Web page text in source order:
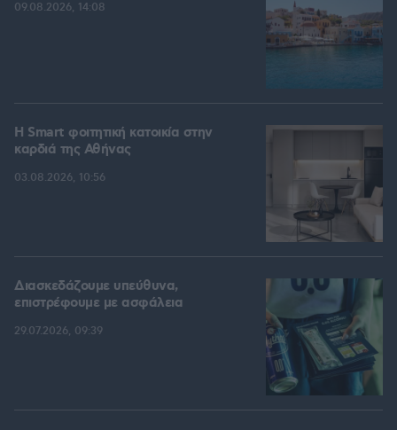
09.08.2026, 14:08
Η Smart φοιτητική κατοικία στην
καρδιά της Αθήνας
03.08.2026, 10:56
Διασκεδάζουμε υπεύθυνα,
επιστρέφουμε με ασφάλεια
29.07.2026, 09:39